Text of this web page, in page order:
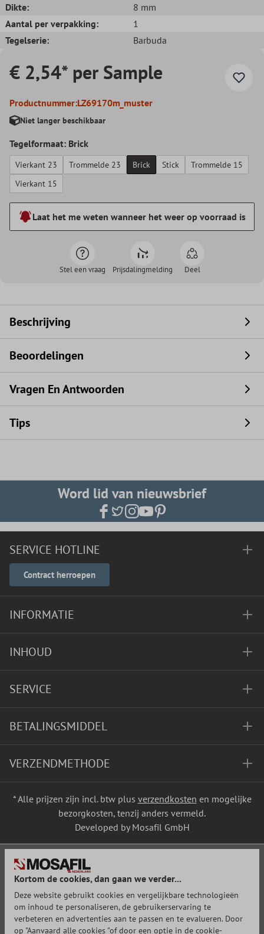
Dikte:
8 mm
Aantal per verpakking:
1
Tegelserie:
Barbuda
€ 2,54* per Sample
Productnummer:LZ69170m_muster
Niet langer beschikbaar
Tegelformaat: Brick
Vierkant 23 Trommelde 23 Brick Stick
Trommelde 15
Vierkant 15
Laat het me weten wanneer het weer op voorraad is
Stel een vraag Prijsdalingmelding Deel
Beschrijving
Beoordelingen
Vragen En Antwoorden
Tips
Word lid van nieuwsbrief
SERVICE HOTLINE
Contract herroepen
INFORMATIE
INHOUD
SERVICE
BETALINGSMIDDEL
VERZENDMETHODE
* Alle prijzen zijn incl. btw plus verzendkosten en mogelijke
bezorgkosten, tenzij anders vermeld.
Developed by Mosafil GmbH
Kortom de cookies, dan gaan we verder...
Deze website gebruikt cookies en vergelijkbare technologieën
om inhoud te personaliseren, de gebruikerservaring te
verbeteren en advertenties aan te passen en te evalueren. Door
op "Aanvaard alle cookies "of door een optie in de cookie-